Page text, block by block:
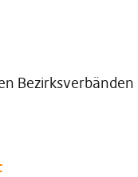
Bezirksverbänden